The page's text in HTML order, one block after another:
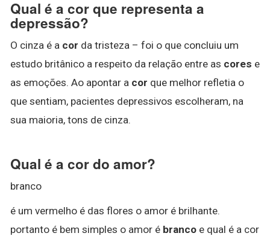
Qual é a cor que representa a
depressão?
O cinza é a cor da tristeza – foi o que concluiu um
estudo britânico a respeito da relação entre as cores e
as emoções. Ao apontar a cor que melhor refletia o
que sentiam, pacientes depressivos escolheram, na
sua maioria, tons de cinza.
Qual é a cor do amor?
branco
é um vermelho é das flores o amor é brilhante.
portanto é bem simples o amor é branco e qual é a cor